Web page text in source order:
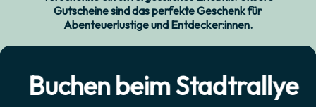
Gutscheine sind das perfekte Geschenk für
Abenteuerlustige und Entdecker:innen.
Buchen beim Stadtrallye